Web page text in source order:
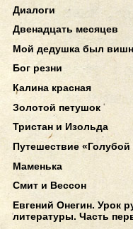
Диалоги
Двенадцать месяцев
Мой дедушка был
Бог резни
Калина красная
Золотой петушок
Тристан и Изольда
Путешествие
Маменька
Смит и Вессон
Евгений Онегин. Урок
литературы. Часть